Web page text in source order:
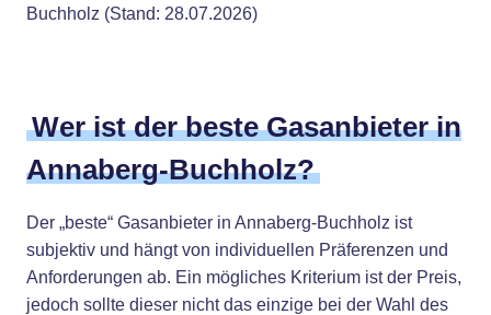
Buchholz (Stand: 28.07.2026)
Wer ist der beste Gasanbieter in
Annaberg-Buchholz?
Der „beste“ Gasanbieter in Annaberg-Buchholz ist
subjektiv und hängt von individuellen Präferenzen und
Anforderungen ab. Ein mögliches Kriterium ist der Preis,
jedoch sollte dieser nicht das einzige bei der Wahl des